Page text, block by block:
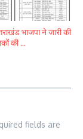
भाजपा ने जारी की
की ...
fields are